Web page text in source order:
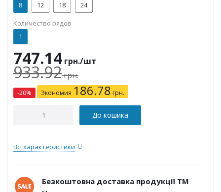
8
12 18 24
Количество рядов
1
747.14 грн./шт
933.92грн.
-20% Экономия 186.78 грн.
До кошика
Всі характеристики
Безкоштовна доставка продукції ТМ